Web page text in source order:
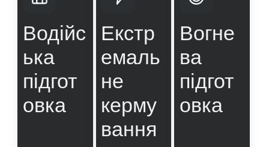
Водійс
ька
підгот
овка
Екстр
емаль
не
керму
вання
Вогне
ва
підгот
овка